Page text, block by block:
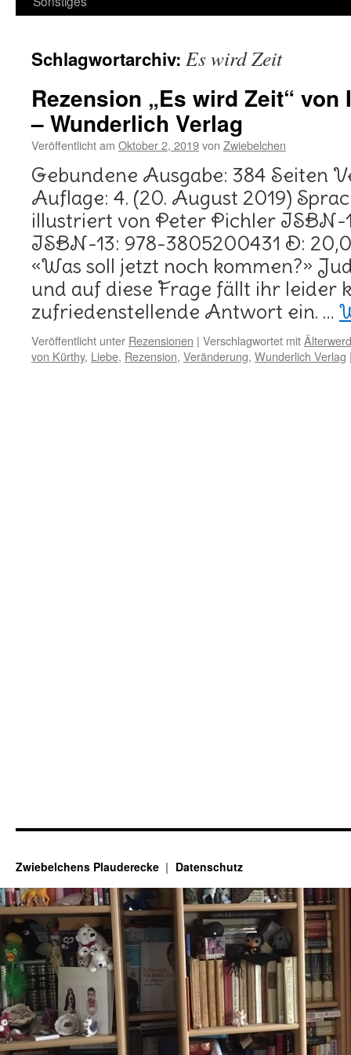
Schlagwortarchiv: Es wird Zeit
Rezension „Es wird Zeit“
– Wunderlich Verlag
Veröffentlicht am Oktober 2, 2019von Zwiebelchen
Gebundene Ausgabe: 384 Seiten
Auflage: 4. (20. August 2019)
illustriert von Peter Pichler ISBN-
ISBN-13: 978-3805200431 D:
«Was soll jetzt noch kommen?»
und auf diese Frage fällt ihr leider
zufriedenstellende Antwort ein. …
Veröffentlicht unter Rezensionen | Verschlagwortet mit
von Kürthy, Liebe, Rezension, Veränderung, Wunderlich Verlag
Zwiebelchens Plauderecke Datenschutz